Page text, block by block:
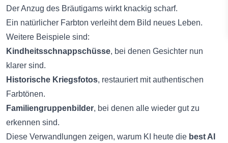
Der Anzug des Bräutigams wirkt knackig scharf.
Ein natürlicher Farbton verleiht dem Bild neues Leben.
Weitere Beispiele sind:
Kindheitsschnappschüsse, bei denen Gesichter nun
klarer sind.
Historische Kriegsfotos, restauriert mit authentischen
Farbtönen.
Familiengruppenbilder, bei denen alle wieder gut zu
erkennen sind.
Diese Verwandlungen zeigen, warum KI heute die best AI